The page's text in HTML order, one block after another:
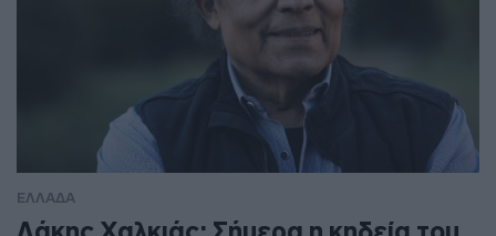
ΕΛΛΑΔΑ